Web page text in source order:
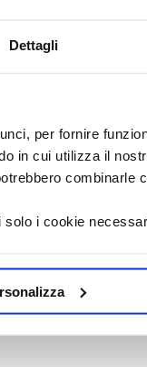
Dettagli
per fornire
in cui utilizza il
combinarle
solo i cookie